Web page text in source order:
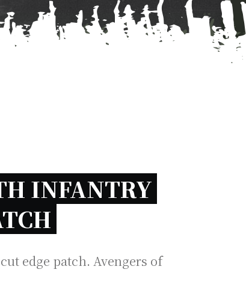
INFANTRY
edge patch. Avengers of